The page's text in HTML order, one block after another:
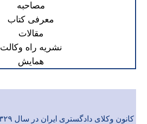
مصاحبه
معرفی کتاب
مقالات
نشریه راه وکالت
همایش
کانون وکلای دادگستری ایران در سال ۱۳۲۹ به عضویت